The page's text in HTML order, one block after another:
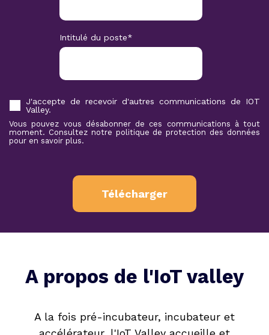
Intitulé du poste*
J'accepte de recevoir d'autres communications de IOT
Valley.
Vous pouvez vous désabonner de ces communications à tout
moment. Consultez notre politique de protection des données
pour en savoir plus.
A propos de l'IoT valley
A la fois pré-incubateur, incubateur et